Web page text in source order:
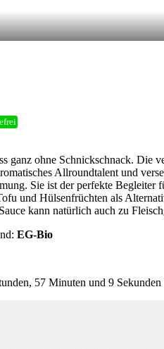
ganz ohne Schnickschnack. Die
Allroundtalent und
Sie ist der perfekte Begleiter
und Hülsenfrüchten als
kann natürlich auch zu
EG-Bio
57 Minuten und 9 Sekunden